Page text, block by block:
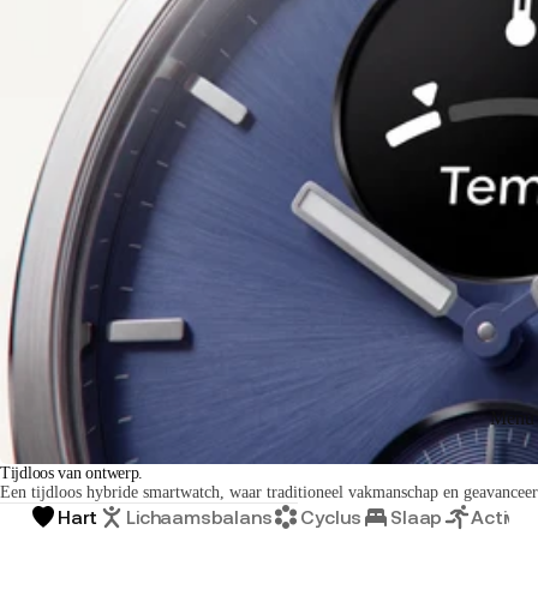
Menu
Tijdloos van ontwerp.
Een tijdloos hybride smartwatch, waar traditioneel vakmanschap en
Hart Lichaamsbalans Cyclus Slaap